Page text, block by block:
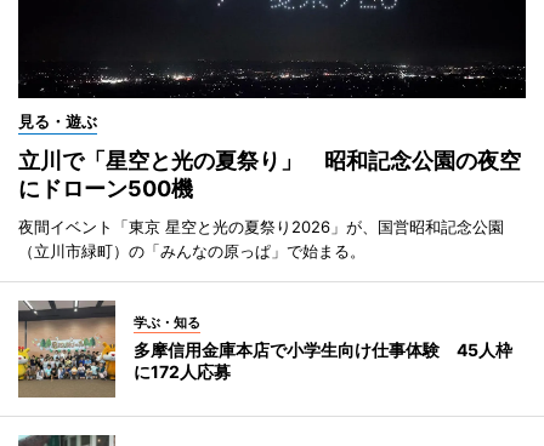
見る・遊ぶ
立川で「星空と光の夏祭り」 昭和記念公園の夜空
にドローン500機
夜間イベント「東京 星空と光の夏祭り2026」が、国営昭和記念公園
（立川市緑町）の「みんなの原っぱ」で始まる。
学ぶ・知る
多摩信用金庫本店で小学生向け仕事体験 45人枠
に172人応募